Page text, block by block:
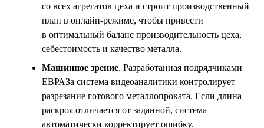
со всех агрегатов цеха и строит производственный
план в онлайн-режиме, чтобы привести
в оптимальный баланс производительность цеха,
себестоимость и качество металла.
Машинное зрение. Разработанная подрядчиками
ЕВРАЗа система видеоаналитики контролирует
разрезание готового металлопроката. Если длина
раскроя отличается от заданной, система
автоматически корректирует ошибку.